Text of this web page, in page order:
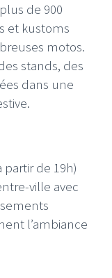
de 900
et kustoms
motos.
stands, des
dans une
partir de 19h)
ville avec
l’ambiance